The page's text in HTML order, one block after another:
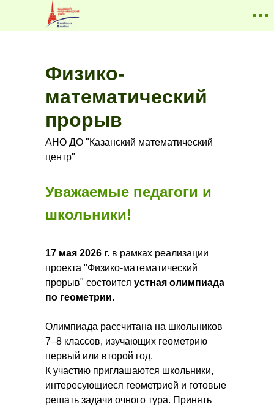
Физико-
математический
прорыв
АНО ДО "Казанский математический
центр"
Уважаемые педагоги и
школьники!
17 мая 2026 г. в рамках реализации
проекта "Физико-математический
прорыв" состоится устная олимпиада
по геометрии.
Олимпиада рассчитана на школьников
7–8 классов, изучающих геометрию
первый или второй год.
К участию приглашаются школьники,
интересующиеся геометрией и готовые
решать задачи очного тура. Принять